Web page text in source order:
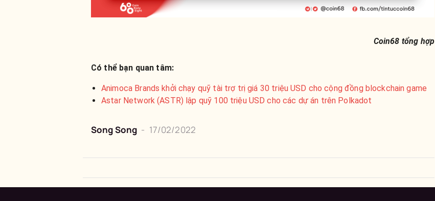
Coin68 tổng hợp
Có thể bạn quan tâm:
Animoca Brands khởi chạy quỹ tài trợ trị giá 30 triệu USD cho cộng đồng blockchain game
Astar Network (ASTR) lập quỹ 100 triệu USD cho các dự án trên Polkadot
Song Song - 17/02/2022